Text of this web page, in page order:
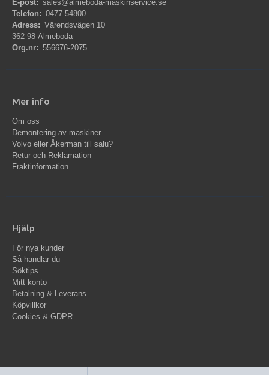
E-post: sales@almeboda-maskinservice.se
Telefon: 0477-54800
Adress: Värendsvägen 10
362 98 Älmeboda
Org.nr: 556676-2075
Mer info
Om oss
Demontering av maskiner
Volvo eller Åkerman till salu?
Retur och Reklamation
Fraktinformation
Hjälp
För nya kunder
Så handlar du
Söktips
Mitt konto
Betalning & Leverans
Köpvillkor
Cookies & GDPR